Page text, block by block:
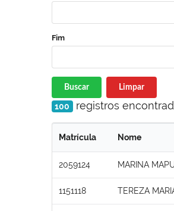
Fim
Buscar Limpar
100 registros
Matrícula Nome
2059124 MARINA
1151118 TEREZA